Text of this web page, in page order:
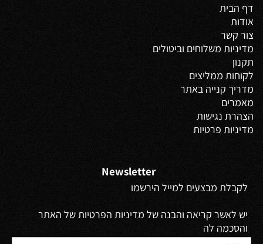
דף הבית
אודות
צור קשר
מדיניות משלוחים וביטולים
תקנון
לקוחות ממליצים
מדריך קנייה באתר
מאמרים
הצהרת נגישות
מדיניות פרטיות
Newsletter
לקבלת מבצעים למייל הירשמו
יש לאשר קריאה והבנה של מדיניות הפרטיות של האתר
והסכמה לה